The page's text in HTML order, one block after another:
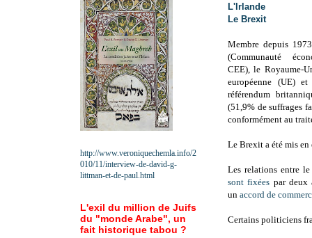
L'Irlande
Le Brexit
Membre depuis
(Communauté
CEE), le Royaume-
européenne (UE)
référendum
(51,9% de suffrages
conformément au
Le Brexit a été mis en
Les relations entre
sont fixées par deux
un accord de
Certains politiciens
http://www.veroniquechemla.info/2
010/11/interview-de-david-g-
littman-et-de-paul.html
L'exil du million de Juifs
du "monde Arabe", un
fait historique tabou ?